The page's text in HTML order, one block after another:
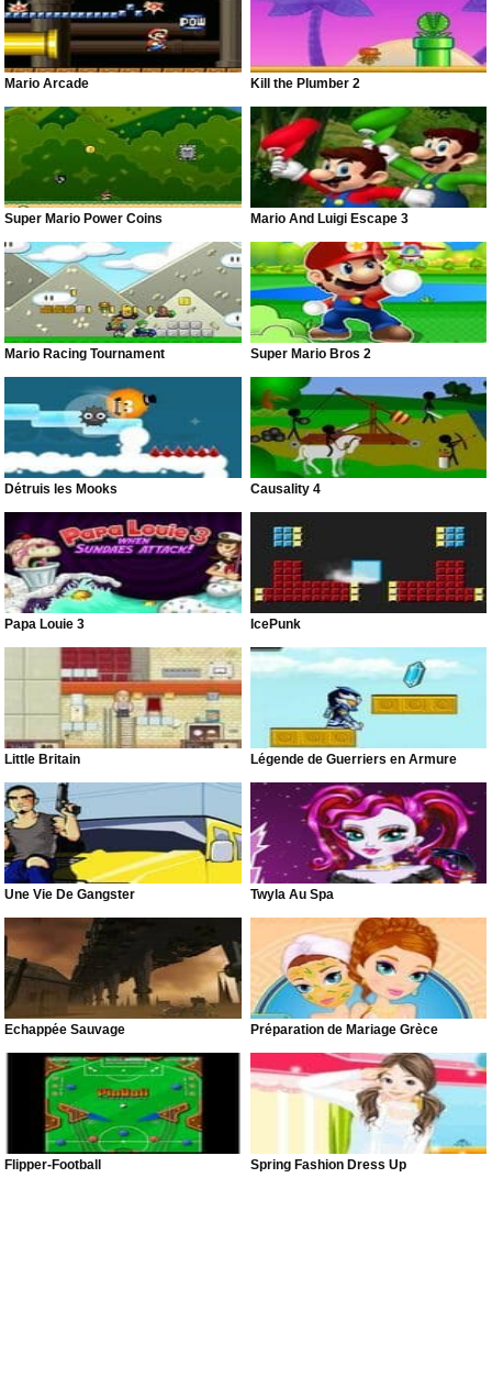
Mario Arcade Kill the Plumber 2
Super Mario Power Coins Mario And Luigi Escape 3
Mario Racing Tournament Super Mario Bros 2
Détruis les Mooks Causality 4
Papa Louie 3 IcePunk
Little Britain Légende de Guerriers en Armure
Une Vie De Gangster Twyla Au Spa
Échappée Sauvage Préparation de Mariage Grèce
Flipper-Football Spring Fashion Dress Up